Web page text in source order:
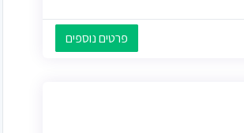
פרטים נוספים